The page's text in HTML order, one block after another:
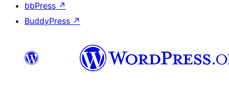
bbPress ↗
BuddyPress ↗